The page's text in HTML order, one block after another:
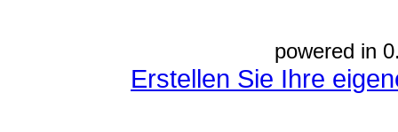
powered in
Erstellen Sie Ihre